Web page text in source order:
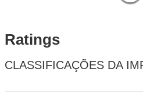
Ratings
CLASSIFICAÇÕES DA